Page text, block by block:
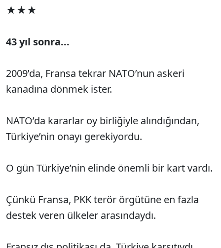
★★★
43 yıl sonra...
2009’da, Fransa tekrar NATO’nun askeri
kanadına dönmek ister.
NATO’da kararlar oy birliğiyle alındığından,
Türkiye’nin onayı gerekiyordu.
O gün Türkiye’nin elinde önemli bir kart vardı.
Çünkü Fransa, PKK terör örgütüne en fazla
destek veren ülkeler arasındaydı.